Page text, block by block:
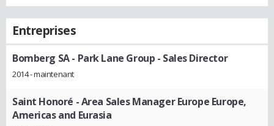
Entreprises
Bomberg SA - Park Lane Group - Sales Director
2014 - maintenant
Saint Honoré - Area Sales Manager Europe Europe,
Americas and Eurasia